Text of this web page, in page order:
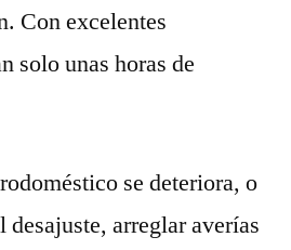
Con excelentes
solo unas horas de
se deteriora, o
desajuste, arreglar averías